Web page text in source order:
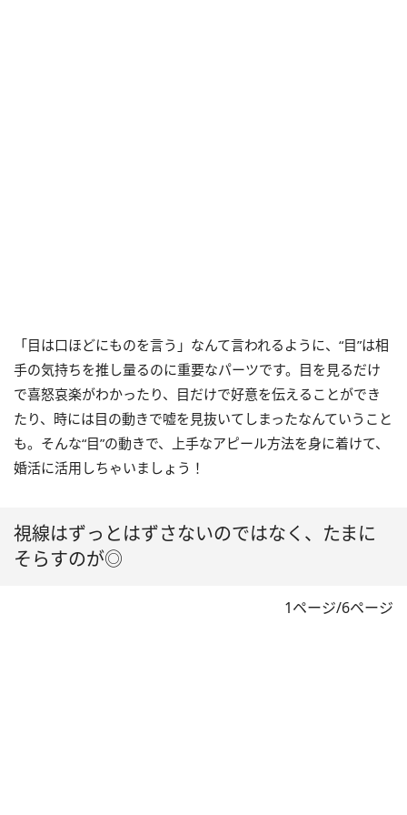
「目は口ほどにものを言う」なんて言われるように、“目”は相
手の気持ちを推し量るのに重要なパーツです。目を見るだけ
で喜怒哀楽がわかったり、目だけで好意を伝えることができ
たり、時には目の動きで嘘を見抜いてしまったなんていうこと
も。そんな“目”の動きで、上手なアピール方法を身に着けて、
婚活に活用しちゃいましょう！
視線はずっとはずさないのではなく、たまに
そらすのが◎
1ページ/6ページ